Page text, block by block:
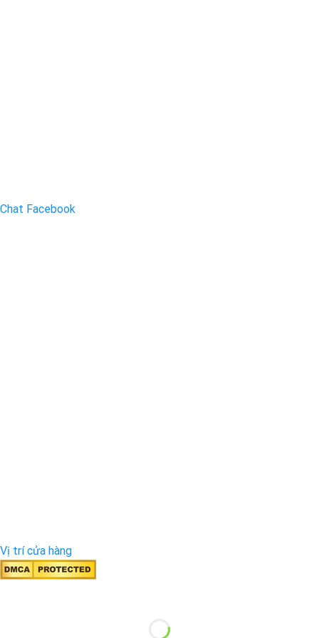
Chat Facebook
Vị trí cửa hàng